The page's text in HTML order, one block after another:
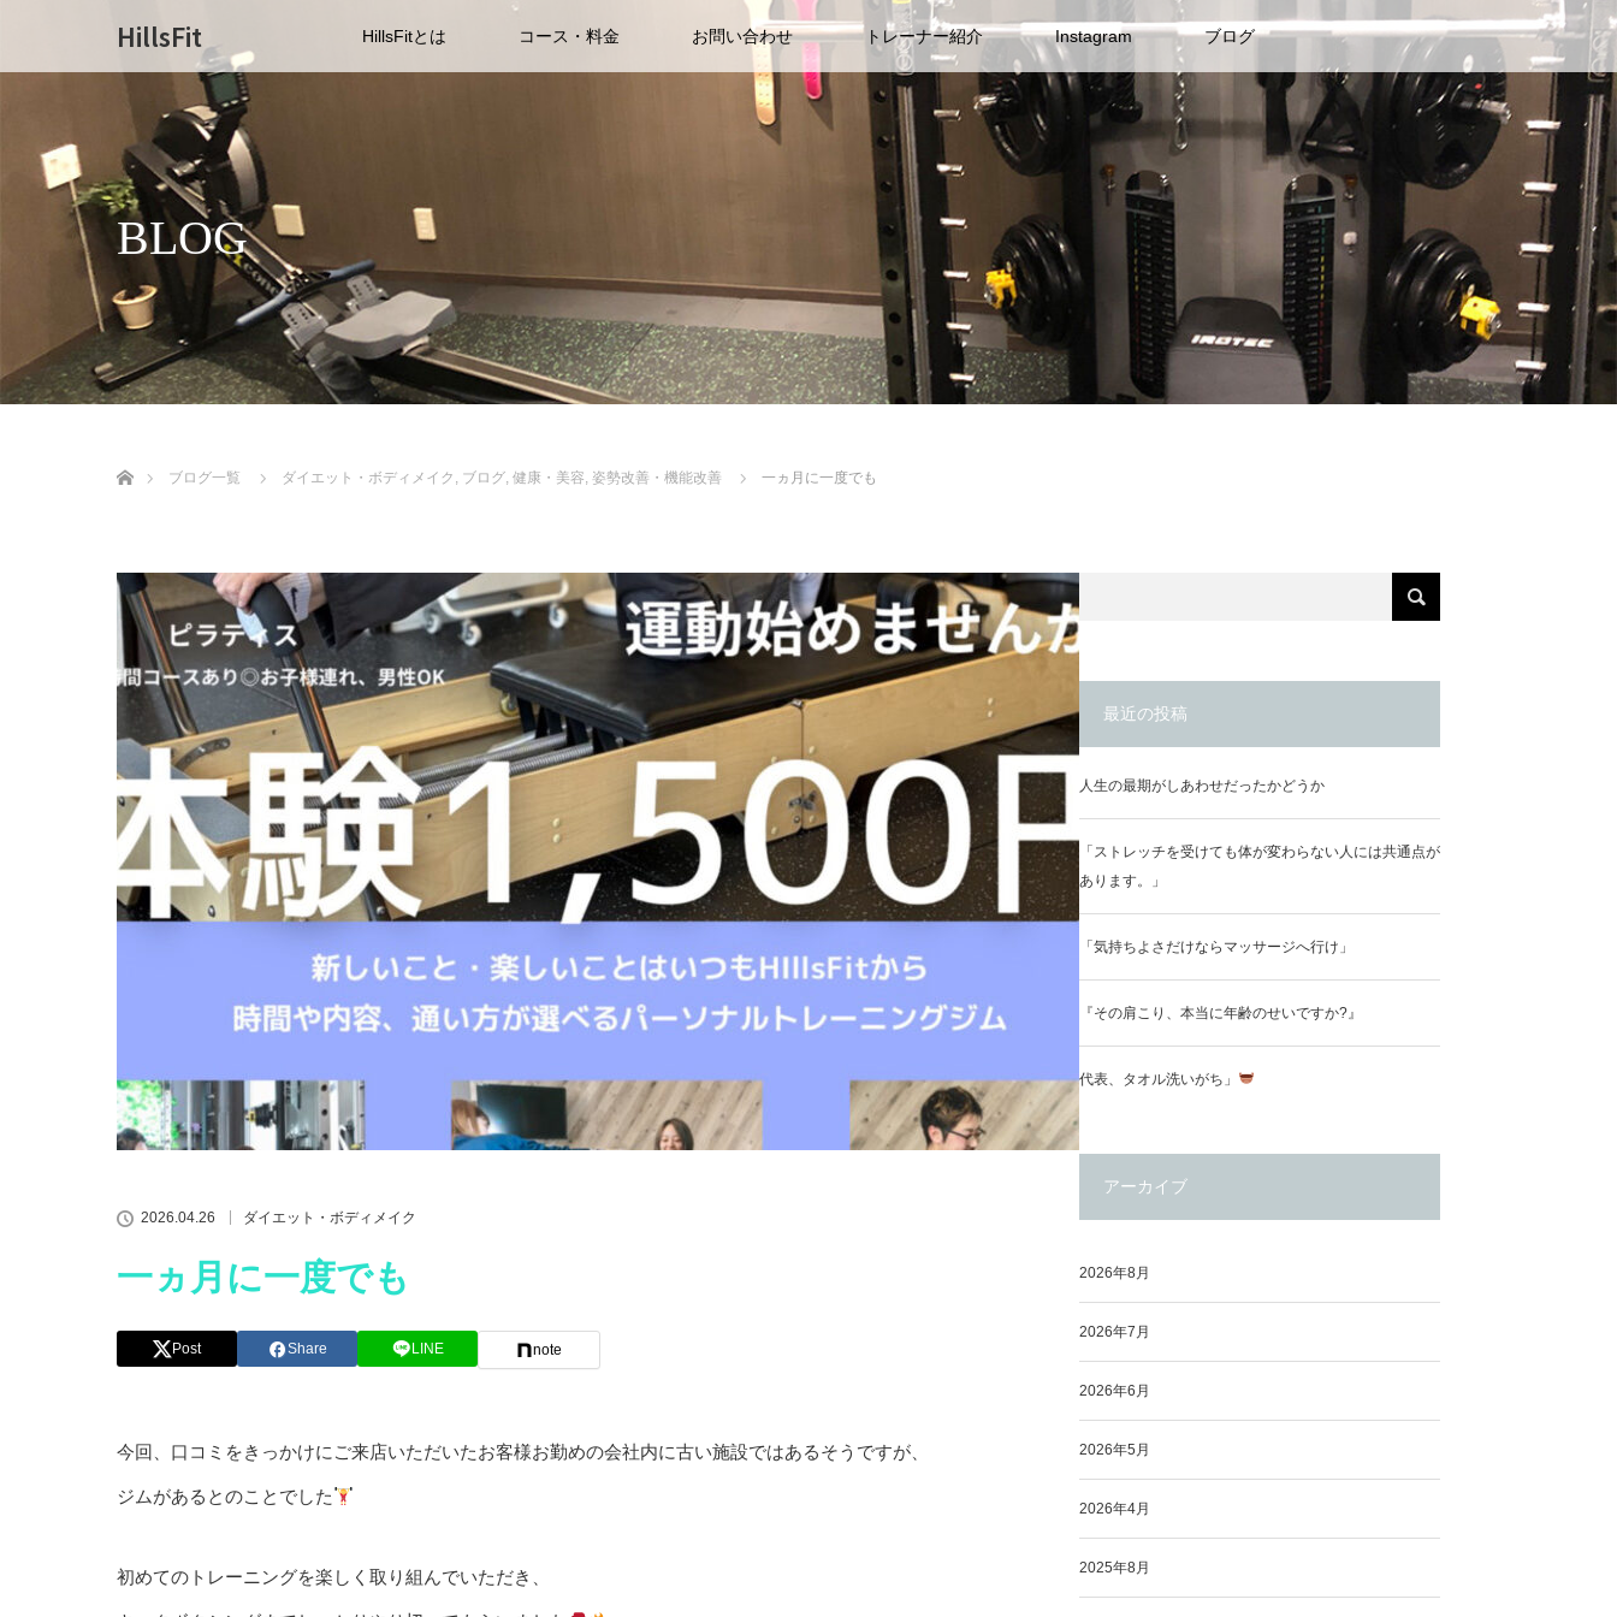
HillsFit HillsFitとは コース・料金 お問い合わせ トレーナー紹介 Instagram ブログ
BLOG
ブログ一覧
ダイエット・ボディメイク , ブログ, 健康・美容, 姿勢改善・機能改善 一ヵ月に一度でも
2026.04.26 ダイエット・ボディメイク
一ヵ月に一度でも
Post Share LINE note
今回、口コミをきっかけにご来店いただいたお客様お勤めの会社内に古い施設ではあるそうですが、
ジムがあるとのことでした
初めてのトレーニングを楽しく取り組んでいただき、
最近の投稿
人生の最期がしあわせだったかどうか
「ストレッチを受けても体が変わらない人には共通点が
あります。」
「気持ちよさだけならマッサージへ行け」
『その肩こり、本当に年齢のせいですか?』
代表、タオル洗いがち」
アーカイブ
2026年8月
2026年7月
2026年6月
2026年5月
2026年4月
2025年8月